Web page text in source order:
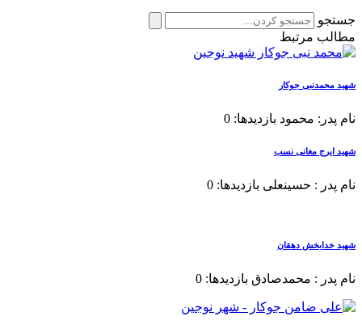
جستجو
مطالب مرتبط
شهید محمدنبی جوکار
نام پدر: محمود بازدیدها: 0
شهید ایرج مغانی نسب
نام پدر : حسینعلی بازدیدها: 0
شهید خدابخش دهقان
نام پدر : محمدصادق بازدیدها: 0